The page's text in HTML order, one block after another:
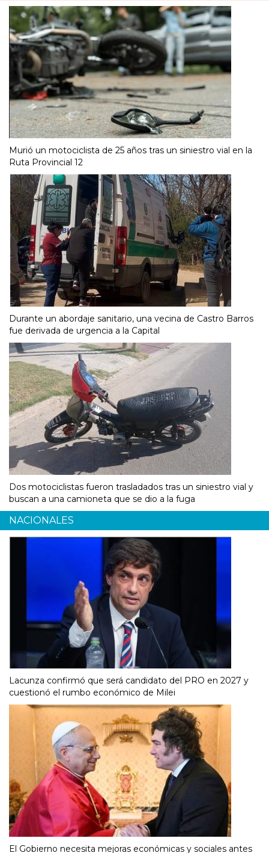
Murió un motociclista de 25 años tras un siniestro vial en la
Ruta Provincial 12
Durante un abordaje sanitario, una vecina de Castro Barros
fue derivada de urgencia a la Capital
Dos motociclistas fueron trasladados tras un siniestro vial y
buscan a una camioneta que se dio a la fuga
NACIONALES
Lacunza confirmó que será candidato del PRO en 2027 y
cuestionó el rumbo económico de Milei
El Gobierno necesita mejoras económicas y sociales antes